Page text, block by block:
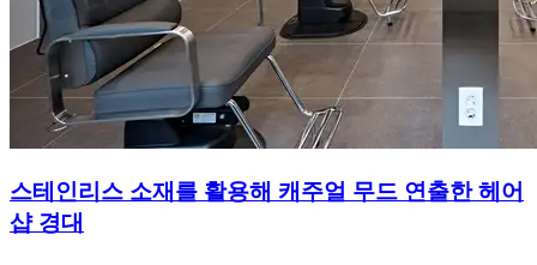
스테인리스 소재를 활용해 캐주얼 무드 연출한 헤어
샵 경대